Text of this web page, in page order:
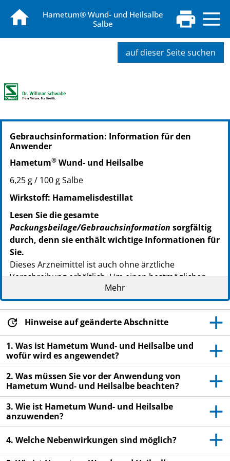
Hametum® Wund- und Heilsalbe
Salbe
auf dieser Seite suchen
PZN: 00429045
PPN: 110042904532
NTIN: 04150004290450
PZN: 00429051
PPN: 110042905195
NTIN: 04150004290511
PZN: 00429068
PPN: 110042906885
NTIN: 04150004290689
PZN: 09673019
PPN: 110967301990
NTIN: 04150096730193
Gebrauchsinformation: Information für den
Anwender
Hametum® Wund- und Heilsalbe
6,25 g / 100 g Salbe
Wirkstoff: Hamamelisdestillat
Lesen Sie die gesamte
Packungsbeilage/Gebrauchsinformation sorgfältig
durch, denn sie enthält wichtige Informationen für
Sie.
Dieses Arzneimittel ist auch ohne ärztliche
Verschreibung erhältlich. Um einen bestmöglichen
Behandlungserfolg zu erzielen, muss Hametum
Wund- und Heilsalbe jedoch vorschriftsmäßig
auf. Vielleicht möchten
Sie diese später nochmals lesen.
- Fragen Sie Ihren Apotheker, wenn Sie weitere
Informationen oder einen Rat benötigen.
- Wenn sich Ihr Krankheitsbild verschlimmert oder
keine Besserung eintritt, müssen Sie einen Arzt
aufsuchen.
Mehr
Hinweise auf geänderte Abschnitte
1. Was ist Hametum Wund- und Heilsalbe und
wofür wird es angewendet?
2. Was müssen Sie vor der Anwendung von
Hametum Wund- und Heilsalbe beachten?
3. Wie ist Hametum Wund- und Heilsalbe
anzuwenden?
4. Welche Nebenwirkungen sind möglich?